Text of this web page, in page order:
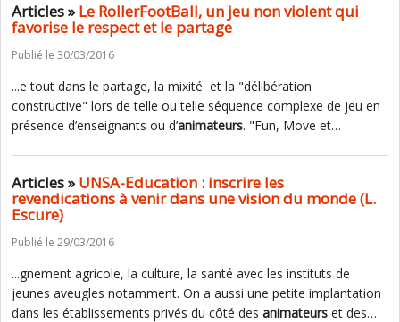
Articles »Le RollerFootBall, un jeu non violent qui
favorise le respect et le partage
Publié le 30/03/2016
...e tout dans le partage, la mixité et la "délibération
constructive" lors de telle ou telle séquence complexe de jeu en
présence d’enseignants ou d’animateurs. "Fun, Move et…
Articles »UNSA-Education : inscrire les
revendications à venir dans une vision du monde (L.
Escure)
Publié le 29/03/2016
...gnement agricole, la culture, la santé avec les instituts de
jeunes aveugles notamment. On a aussi une petite implantation
dans les établissements privés du côté des animateurs et des…